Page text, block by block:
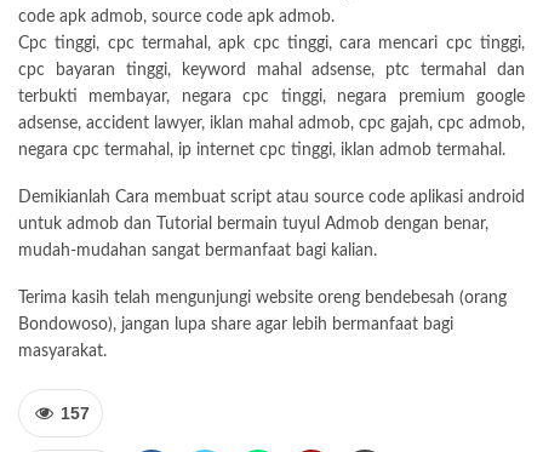
code apk admob, source code apk admob.
Cpc tinggi, cpc termahal, apk cpc tinggi, cara mencari cpc tinggi,
cpc bayaran tinggi, keyword mahal adsense, ptc termahal dan
terbukti membayar, negara cpc tinggi, negara premium google
adsense, accident lawyer, iklan mahal admob, cpc gajah, cpc admob,
negara cpc termahal, ip internet cpc tinggi, iklan admob termahal.
Demikianlah Cara membuat script atau source code aplikasi android
untuk admob dan Tutorial bermain tuyul Admob dengan benar,
mudah-mudahan sangat bermanfaat bagi kalian.
Terima kasih telah mengunjungi website oreng bendebesah (orang
Bondowoso), jangan lupa share agar lebih bermanfaat bagi
masyarakat.
157